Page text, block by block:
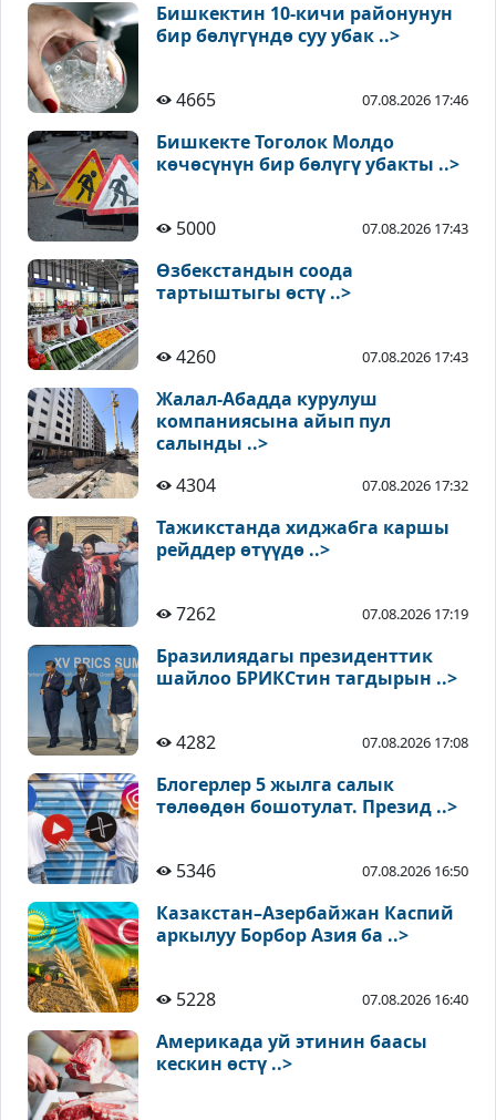
Бишкектин 10-кичи районунун
бир бөлүгүндө суу убак ..>
4665 07.08.2026 17:46
Бишкекте Тоголок Молдо
көчөсүнүн бир бөлүгү убакты ..>
5000 07.08.2026 17:43
Өзбекстандын соода
тартыштыгы өстү ..>
4260 07.08.2026 17:43
Жалал-Абадда курулуш
компаниясына айып пул
салынды ..>
4304
07.08.2026 17:32
Тажикстанда хиджабга каршы
рейддер өтүүдө ..>
7262 07.08.2026 17:19
Бразилиядагы президенттик
шайлоо БРИКСтин тагдырын ..>
4282 07.08.2026 17:08
Блогерлер 5 жылга салык
төлөөдөн бошотулат. Презид ..>
5346 07.08.2026 16:50
Казакстан–Азербайжан Каспий
аркылуу Борбор Азия ба ..>
5228 07.08.2026 16:40
Америкада уй этинин баасы
кескин өстү ..>